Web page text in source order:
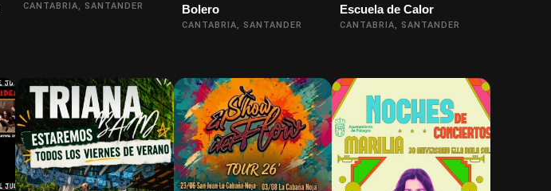
CANTABRIA, SANTANDER
Bolero
CANTABRIA, SANTANDER
Escuela de Calor
CANTABRIA, SANTANDER